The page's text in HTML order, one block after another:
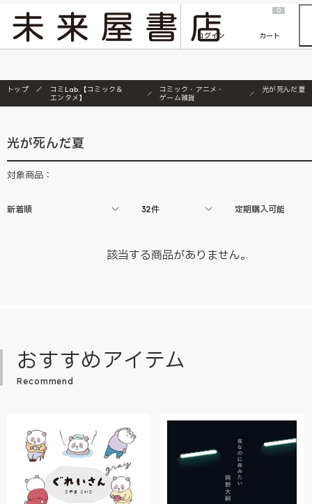
『ONE PIECE magazine 021 ONE PIECEカード付き同梱版』発売延期のご案内
ログイン
0
カート
トップ
コミLab.【コミック＆
エンタメ】
コミック・アニメ・
ゲーム雑貨
光が死んだ夏
光が死んだ夏
対象商品：
新着順 32件 定期購入可能
該当する商品がありません。
おすすめアイテム
Recommend